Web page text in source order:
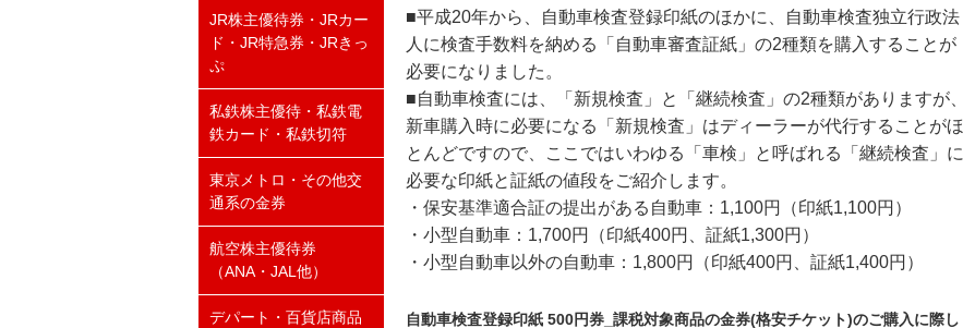
■平成20年から、自動車検査登録印紙のほかに、自動車検査独立行政法
人に検査手数料を納める「自動車審査証紙」の2種類を購入することが
必要になりました。
■自動車検査には、「新規検査」と「継続検査」の2種類がありますが、
新車購入時に必要になる「新規検査」はディーラーが代行することがほ
とんどですので、ここではいわゆる「車検」と呼ばれる「継続検査」に
必要な印紙と証紙の値段をご紹介します。
・保安基準適合証の提出がある自動車：1,100円（印紙1,100円）
・小型自動車：1,700円（印紙400円、証紙1,300円）
・小型自動車以外の自動車：1,800円（印紙400円、証紙1,400円）
自動車検査登録印紙 500円券_課税対象商品の金券(格安チケット)のご購入に際し
JR株主優待券・JRカー
ド・JR特急券・JRきっ
ぷ
私鉄株主優待・私鉄電
鉄カード・私鉄切符
東京メトロ・その他交
通系の金券
航空株主優待券
（ANA・JAL他）
デパート・百貨店商品